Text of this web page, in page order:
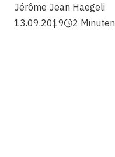
Jérôme Jean Haegeli
13.09.2019
2 Minuten